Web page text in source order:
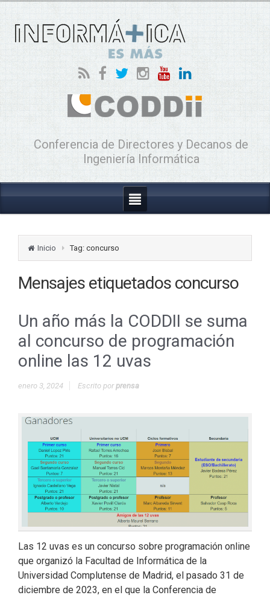
Conferencia de Directores y Decanos de
Ingeniería Informática
Inicio Tag: concurso
Mensajes etiquetados concurso
Un año más la CODDII se suma
al concurso de programación
online las 12 uvas
enero 3, 2024 Escrito porprensa
Las 12 uvas es un concurso sobre programación online
que organizó la Facultad de Informática de la
Universidad Complutense de Madrid, el pasado 31 de
diciembre de 2023, en el que la Conferencia de